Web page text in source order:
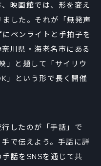
映画館では、形を変え
した。それが「無発声
ペンライトと手拍子を
川県・海老名市にある
」と題して「サイリウ
」という形で長く開催
したのが「手話」で
で伝えよう。手話に詳
話をSNSを通じて共